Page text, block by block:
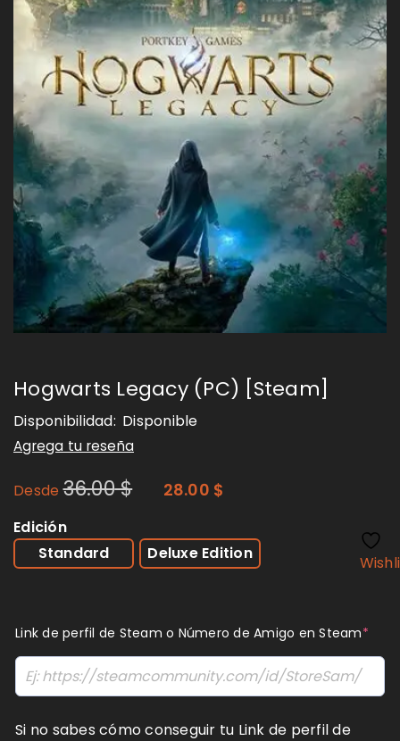
Hogwarts Legacy (PC) [Steam]
Disponibilidad: Disponible
Agrega tu reseña
Desde 36.00$ 28.00 $
Edición
Standard
Deluxe Edition
Link de perfil de Steam o Número de Amigo en Steam*
Si no sabes cómo conseguir tu Link de perfil de